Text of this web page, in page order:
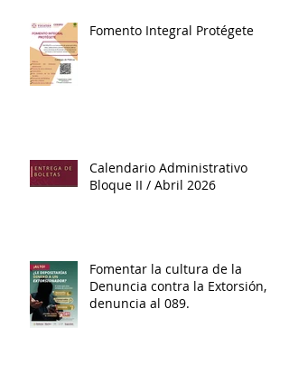
Fomento Integral Protégete
Calendario Administrativo
Bloque II / Abril 2026
Fomentar la cultura de la
Denuncia contra la Extorsión,
denuncia al 089.